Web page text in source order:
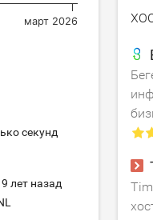
март 2026
секунд
9 лет назад